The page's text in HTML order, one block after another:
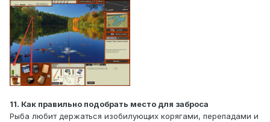
11. Как правильно подобрать место для заброса
Рыба любит держаться изобилующих корягами, перепадами и